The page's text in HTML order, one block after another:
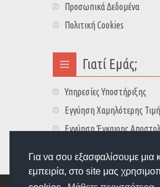
Για να σου εξασφαλίσουμε μια
εμπειρία, στο site μας
Προσωπικά Δεδομένα
Πολιτική Cookies
Γιατί Εμάς;
Υπηρεσίες Υποστήριξης
Εγγύηση Χαμηλότερης
Εγγύηση Έγκαιρης